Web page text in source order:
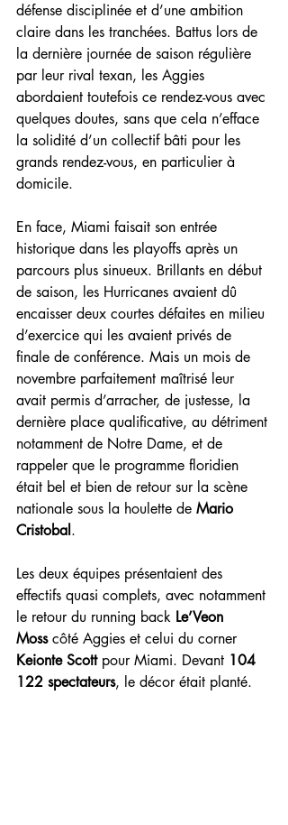
défense disciplinée et d’une ambition
claire dans les tranchées. Battus lors de
la dernière journée de saison régulière
par leur rival texan, les Aggies
abordaient toutefois ce rendez-vous avec
quelques doutes, sans que cela n’efface
la solidité d’un collectif bâti pour les
grands rendez-vous, en particulier à
domicile.
En face, Miami faisait son entrée
historique dans les playoffs après un
parcours plus sinueux. Brillants en début
de saison, les Hurricanes avaient dû
encaisser deux courtes défaites en milieu
d’exercice qui les avaient privés de
finale de conférence. Mais un mois de
novembre parfaitement maîtrisé leur
avait permis d’arracher, de justesse, la
dernière place qualificative, au détriment
notamment de Notre Dame, et de
rappeler que le programme floridien
était bel et bien de retour sur la scène
nationale sous la houlette de Mario
Cristobal.
Les deux équipes présentaient des
effectifs quasi complets, avec notamment
le retour du running back Le’Veon
Moss côté Aggies et celui du corner
Keionte Scott pour Miami. Devant 104
122 spectateurs, le décor était planté.